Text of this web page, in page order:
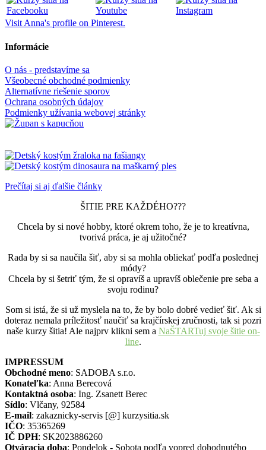
Visit Anna's profile on Pinterest.
Informácie
O nás - predstavíme sa
Všeobecné obchodné podmienky
Alternatívne riešenie sporov
Ochrana osobných údajov
Podmienky užívania webovej stránky
Prečítaj si aj ďalšie články
ŠITIE PRE KAŽDÉHO???
Chcela by si nové hobby, ktoré okrem toho, že je to kreatívna,
tvorivá práca, je aj užitočné?
Rada by si sa naučila šiť, aby si sa mohla obliekať podľa poslednej
módy?
Chcela by si šetriť tým, že si opravíš a upravíš oblečenie pre seba a
svoju rodinu?
Som si istá, že si už myslela na to, že by bolo dobré vedieť šiť. Ak si
doteraz nemala príležitosť naučiť sa krajčírskej zručnosti, tak si pozri
naše kurzy šitia! Ale najprv klikni sem a NaŠTARTuj svoje šitie on-
line.
IMPRESSUM
Obchodné meno: SADOBA s.r.o.
Konateľka: Anna Berecová
Kontaktná osoba: Ing. Zsanett Berec
Sídlo: Vlčany, 92584
E-mail: zakaznicky-servis [@] kurzysitia.sk
IČO: 35365269
IČ DPH: SK2023886260
Otváracia doba: Pondelok - Sobota podľa vopred dohodnutého